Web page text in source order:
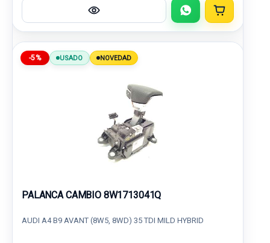
-5% USADO NOVEDAD
PALANCA CAMBIO 8W1713041Q
AUDI A4 B9 AVANT (8W5, 8WD) 35 TDI MILD HYBRID